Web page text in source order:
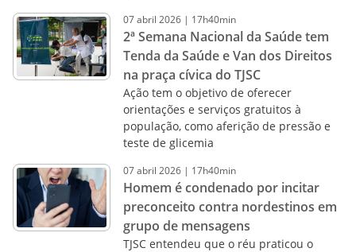
07abril 2026 | 17h40min
2ª Semana Nacional da Saúde tem
Tenda da Saúde e Van dos Direitos
na praça cívica do TJSC
Ação tem o objetivo de oferecer
orientações e serviços gratuitos à
população, como aferição de pressão e
teste de glicemia
07abril 2026 | 17h40min
Homem é condenado por incitar
preconceito contra nordestinos em
grupo de mensagens
TJSC entendeu que o réu praticou o